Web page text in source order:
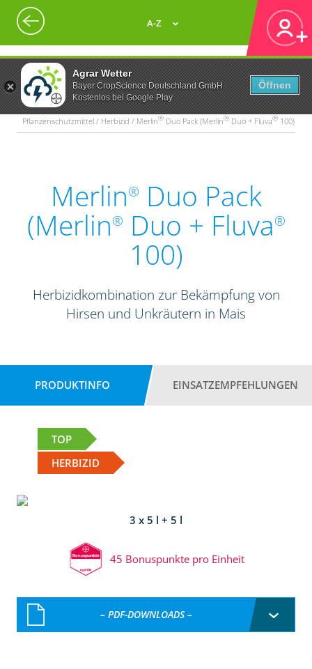
Agrar Wetter
Bayer CropScience Deutschland GmbH
Kostenlos bei Google Play
Öffnen
A-Z
Pflanzenschutzmittel / Herbizid / Merlin® Duo Pack (Merlin® Duo + Fluva® 100)
Merlin® Duo Pack
(Merlin® Duo + Fluva®
100)
Herbizidkombination zur Bekämpfung von
Hirsen und Unkräutern in Mais
PRODUKTINFO EINSATZEMPFEHLUNGEN
TOP
HERBIZID
3 x 5 l + 5 l
45 Bonuspunkte pro Einheit
– PDF-DOWNLOADS –